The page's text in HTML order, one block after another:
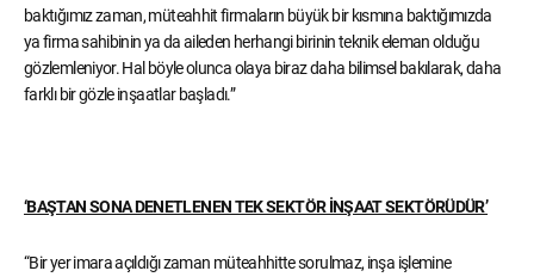
baktığımız zaman, müteahhit firmaların büyük bir kısmına baktığımızda
ya firma sahibinin ya da aileden herhangi birinin teknik eleman olduğu
gözlemleniyor. Hal böyle olunca olaya biraz daha bilimsel bakılarak, daha
farklı bir gözle inşaatlar başladı.”
‘BAŞTAN SONA DENETLENEN TEK SEKTÖR İNŞAAT SEKTÖRÜDÜR’
“Bir yer imara açıldığı zaman müteahhitte sorulmaz, inşa işlemine